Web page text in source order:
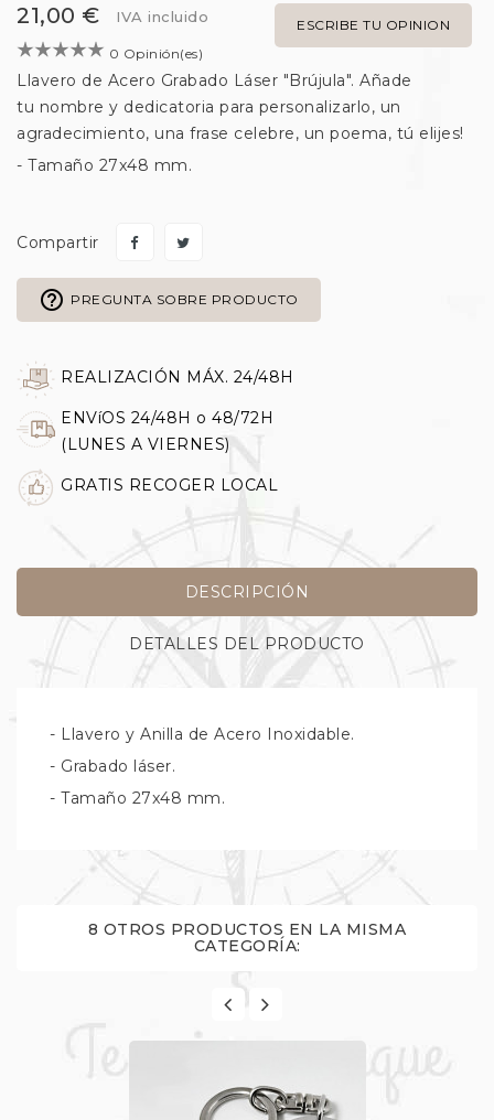
21,00 €
ESCRIBE TU OPINION
IVA incluido
0 Opinión(es)
Llavero de Acero Grabado Láser "Brújula". Añade
tu nombre y dedicatoria para personalizarlo, un
agradecimiento, una frase celebre, un poema, tú elijes!
- Tamaño 27x48 mm.
Compartir
help_outline PREGUNTA SOBRE PRODUCTO
REALIZACIÓN MÁX. 24/48H
ENVíOS 24/48H o 48/72H
(LUNES A VIERNES)
GRATIS RECOGER LOCAL
DESCRIPCIÓN
DETALLES DEL PRODUCTO
- Llavero y Anilla de Acero Inoxidable.
- Grabado láser.
- Tamaño 27x48 mm.
8 OTROS PRODUCTOS EN LA MISMA
CATEGORÍA: